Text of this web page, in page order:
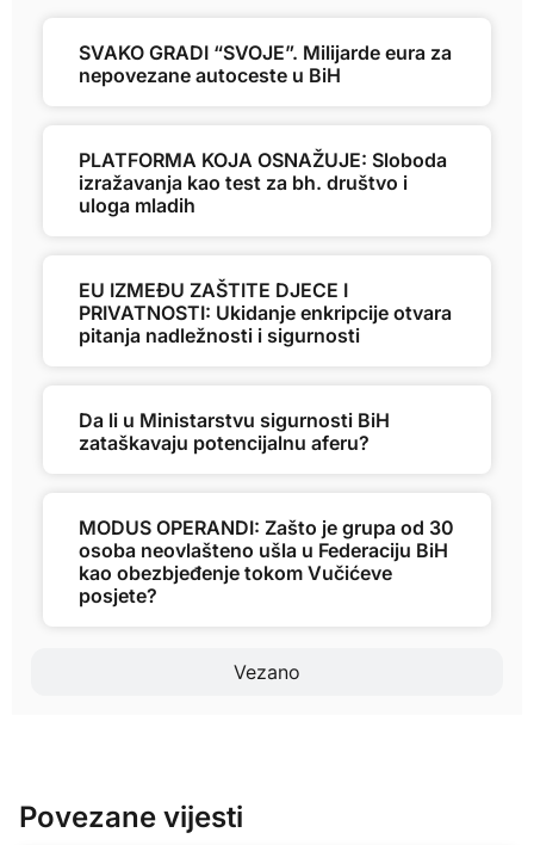
Vezano
SVAKO GRADI “SVOJE”. Milijarde eura za
nepovezane autoceste u BiH
PLATFORMA KOJA OSNAŽUJE: Sloboda
izražavanja kao test za bh. društvo i
uloga mladih
EU IZMEĐU ZAŠTITE DJECE I
PRIVATNOSTI: Ukidanje enkripcije otvara
pitanja nadležnosti i sigurnosti
Da li u Ministarstvu sigurnosti BiH
zataškavaju potencijalnu aferu?
MODUS OPERANDI: Zašto je grupa od 30
osoba neovlašteno ušla u Federaciju BiH
kao obezbjeđenje tokom Vučićeve
posjete?
Povezane vijesti